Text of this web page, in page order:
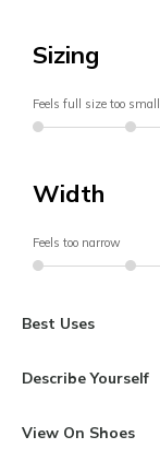
Sizing
Feels full size too small
Width
Feels too narrow
Best Uses
Describe Yourself
View On Shoes